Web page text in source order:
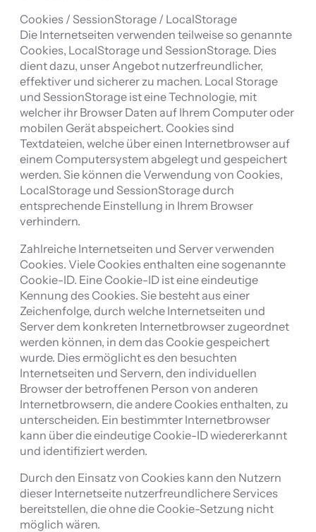
Cookies / SessionStorage / LocalStorage
Die Internetseiten verwenden teilweise so genannte
Cookies, LocalStorage und SessionStorage. Dies
dient dazu, unser Angebot nutzerfreundlicher,
effektiver und sicherer zu machen. Local Storage
und SessionStorage ist eine Technologie, mit
welcher ihr Browser Daten auf Ihrem Computer oder
mobilen Gerät abspeichert. Cookies sind
Textdateien, welche über einen Internetbrowser auf
einem Computersystem abgelegt und gespeichert
werden. Sie können die Verwendung von Cookies,
LocalStorage und SessionStorage durch
entsprechende Einstellung in Ihrem Browser
verhindern.
Zahlreiche Internetseiten und Server verwenden
Cookies. Viele Cookies enthalten eine sogenannte
Cookie-ID. Eine Cookie-ID ist eine eindeutige
Kennung des Cookies. Sie besteht aus einer
Zeichenfolge, durch welche Internetseiten und
Server dem konkreten Internetbrowser zugeordnet
werden können, in dem das Cookie gespeichert
wurde. Dies ermöglicht es den besuchten
Internetseiten und Servern, den individuellen
Browser der betroffenen Person von anderen
Internetbrowsern, die andere Cookies enthalten, zu
unterscheiden. Ein bestimmter Internetbrowser
kann über die eindeutige Cookie-ID wiedererkannt
und identifiziert werden.
Durch den Einsatz von Cookies kann den Nutzern
dieser Internetseite nutzerfreundlichere Services
bereitstellen, die ohne die Cookie-Setzung nicht
möglich wären.